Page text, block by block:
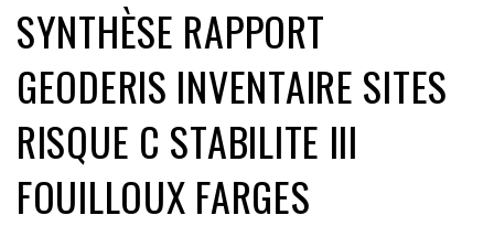
SYNTHÈSE RAPPORT
GEODERIS INVENTAIRE SITES
RISQUE C STABILITE III
FOUILLOUX FARGES